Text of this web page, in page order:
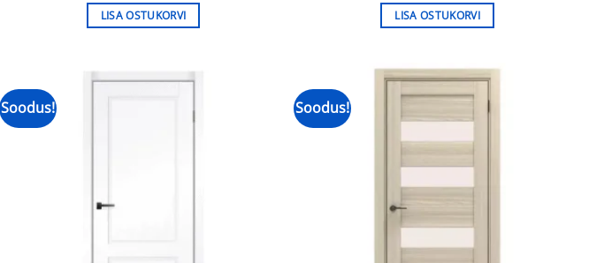
oli:
€889.00.
on:
LISA OSTUKORVI oli:
€935.00.
on:
LISA OSTUKORVI
Soodus! Soodus!